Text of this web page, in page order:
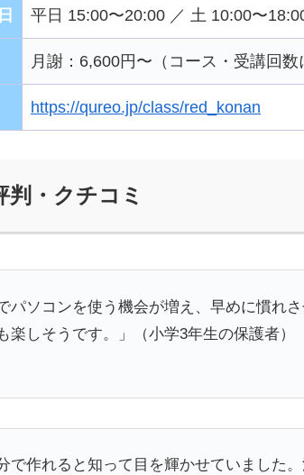
平日 15:00〜20:00 ／ 土 10:00〜
月謝：6,600円〜（コース・受講回
https://qureo.jp/class/red_konan
判・クチコミ
パソコンを使う機会が増え、早めに慣れ
楽しそうです。」（小学3年生の保護者）
で作れると知って目を輝かせていました